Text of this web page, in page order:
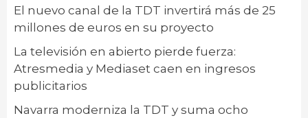
El nuevo canal de la TDT invertirá más de 25
millones de euros en su proyecto
La televisión en abierto pierde fuerza:
Atresmedia y Mediaset caen en ingresos
publicitarios
Navarra moderniza la TDT y suma ocho